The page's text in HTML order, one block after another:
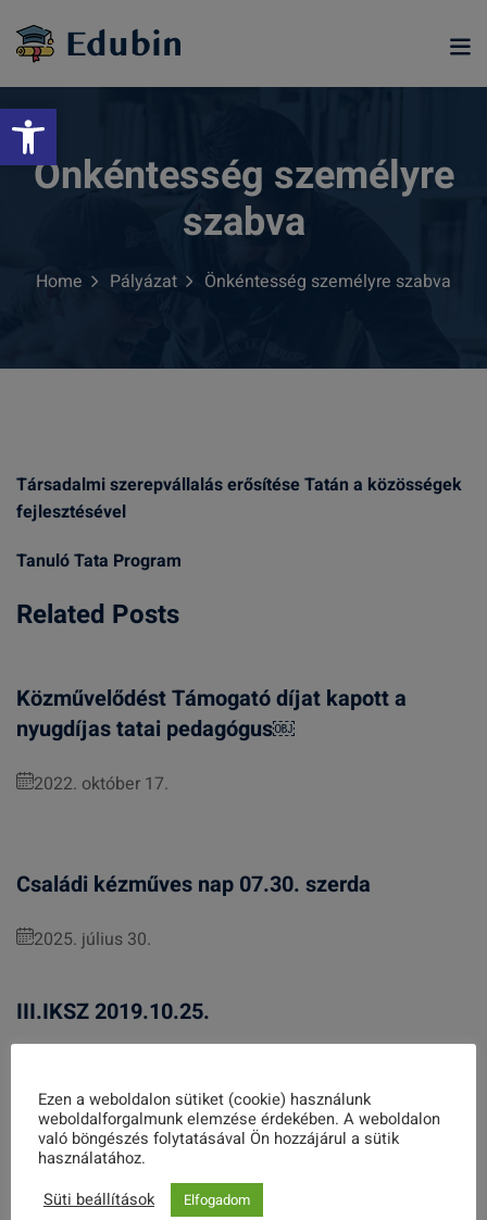
Eszköztár megnyitása
content
Önkéntesség személyre
szabva
Home Pályázat Önkéntesség személyre szabva
Társadalmi szerepvállalás erősítése Tatán a közösségek
fejlesztésével
Tanuló Tata Program
Related Posts
Közművelődést Támogató díjat kapott a
nyugdíjas tatai pedagógus￼
2022. október 17.
Családi kézműves nap 07.30. szerda
2025. július 30.
III.IKSZ 2019.10.25.
Keresés
Ezen a weboldalon sütiket (cookie) használunk
weboldalforgalmunk elemzése érdekében. A weboldalon
való böngészés folytatásával Ön hozzájárul a sütik
használatához.
Süti beállítások
Elfogadom